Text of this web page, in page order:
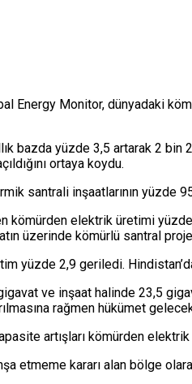
Energy Monitor, dünyadaki
bazda yüzde 3,5 artarak 2
ortaya koydu.
santrali inşaatlarının yüzde
kömürden elektrik üretimi
üzerinde kömürlü santral
yüzde 2,9 geriledi.
ve inşaat halinde 23,5
rağmen hükümet
artışları kömürden elektrik
etmeme kararı alan bölge